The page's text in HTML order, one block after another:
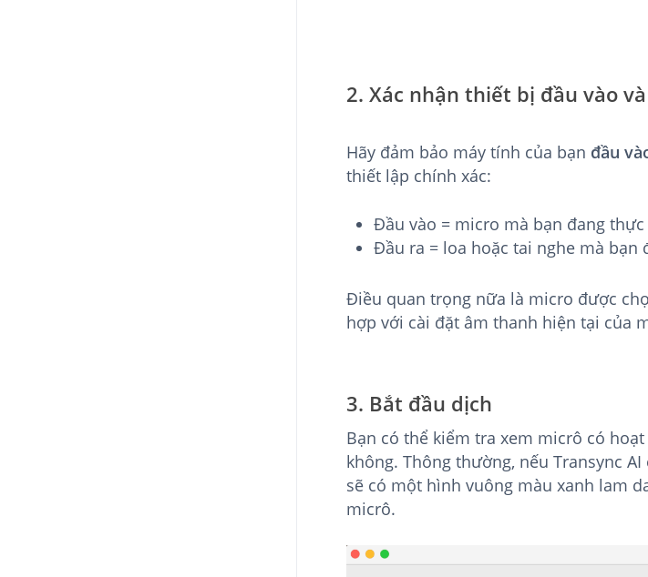
2. Xác nhận thiết bị đầu vào
Hãy đảm bảo máy tính của bạn đầu
thiết lập chính xác:
Đầu vào = micro mà bạn đang
Đầu ra = loa hoặc tai nghe mà bạn
Điều quan trọng nữa là micro được
hợp với cài đặt âm thanh hiện tại của
3. Bắt đầu dịch
Bạn có thể kiểm tra xem micrô có
không. Thông thường, nếu Transync
sẽ có một hình vuông màu xanh lam
micrô.